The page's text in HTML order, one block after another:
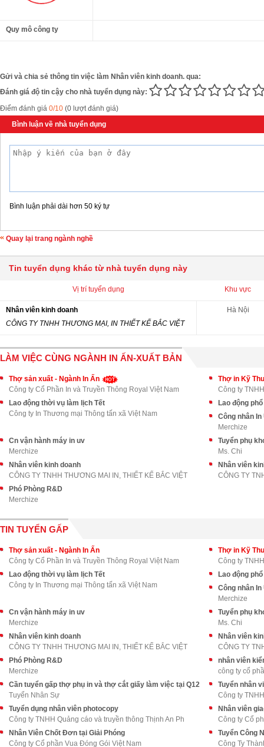
Quy mô công ty
Gửi và chia sẻ thông tin việc làm Nhân viên kinh doanh. qua:
Đánh giá độ tin cậy cho nhà tuyển dụng này:
Điểm đánh giá 0/10 (0 lượt đánh giá)
Bình luận về nhà tuyển dụng
Bình luận phải dài hơn 50 ký tự
Quay lại trang ngành nghề
Tin tuyển dụng khác từ nhà tuyển dụng này
Vị trí tuyển dụng Khu vực
Nhân viên kinh doanh
CÔNG TY TNHH THƯƠNG MẠI, IN THIẾT KẾ BẮC VIỆT
Hà Nội
LÀM VIỆC CÙNG NGÀNH IN ẤN-XUẤT BẢN
Thợ sản xuất - Ngành In Ấn
Công ty Cổ Phần In và Truyền Thông Royal Việt Nam
Thợ in Kỹ
Công ty
Lao động thời vụ làm lịch Tết
Công ty In Thương mại Thông tấn xã Việt Nam
Lao động
Công nhân In
Merchize
Cn vận hành máy in uv
Merchize
Tuyển phụ
Ms. Chi
Nhân viên kinh doanh
CÔNG TY TNHH THƯƠNG MAI IN, THIẾT KẾ BẮC VIỆT
Nhân viên
CÔNG TY
Phó Phòng R&D
Merchize
TIN TUYỂN GẤP
Thợ sản xuất - Ngành In Ấn
Công ty Cổ Phần In và Truyền Thông Royal Việt Nam
Thợ in Kỹ
Công ty
Lao động thời vụ làm lịch Tết
Công ty In Thương mại Thông tấn xã Việt Nam
Lao động
Công nhân In
Merchize
Cn vận hành máy in uv
Merchize
Tuyển phụ
Ms. Chi
Nhân viên kinh doanh
CÔNG TY TNHH THƯƠNG MAI IN, THIẾT KẾ BẮC VIỆT
Nhân viên
CÔNG TY
Phó Phòng R&D
Merchize
nhân viên
công ty cổ
Cần tuyển gấp thợ phụ in và thợ cắt giấy làm việc tại Q12
Tuyển Nhân Sự
Tuyển nhân
Công ty
Tuyển dụng nhân viên photocopy
Công ty TNHH Quảng cáo và truyền thông Thịnh An Ph
Nhân viên
Công ty Cổ
Nhân Viên Chốt Đơn tại Giải Phóng
Công ty Cổ phần Vua Đóng Gói Việt Nam
Tuyển Công
Công Ty